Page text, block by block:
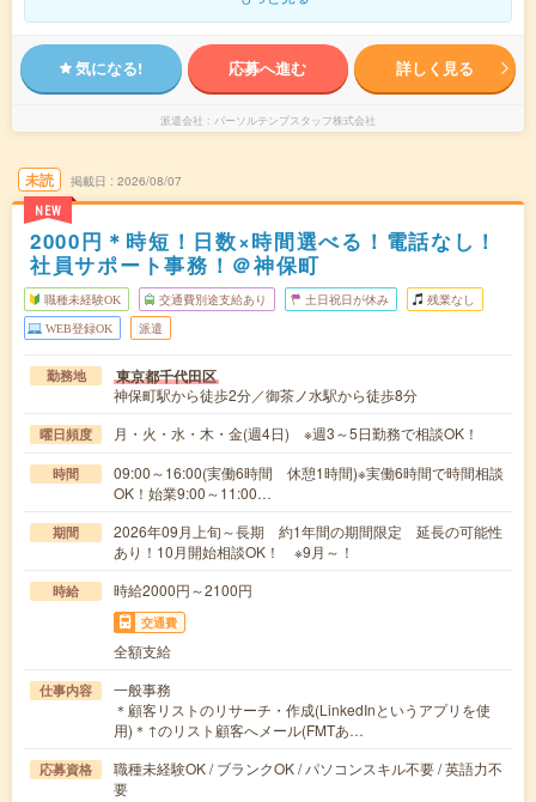
気になる! 応募へ進む 詳しく見る
派遣会社 パーソルテンプスタッフ株式会社
未読
NEW
掲載日 2026/08/07
2000円＊時短！日数×時間選べる！電話なし！
社員サポート事務！＠神保町
職種未経験OK 交通費別途支給あり 土日祝日が休み 残業なし
WEB登録OK 派遣
勤務地 東京都千代田区
神保町駅から徒歩2分／御茶ノ水駅から徒歩8分
曜日頻度 月・火・水・木・金(週4日) ※週3～5日勤務で相談OK！
時間
09:00～16:00(実働6時間 休憩1時間)※実働6時間で時間相談
OK！始業9:00～11:00…
期間
2026年09月上旬～長期 約1年間の期間限定 延長の可能性
あり！10月開始相談OK！ ※9月～！
時給 時給2000円～2100円
交通費
全額支給
仕事内容
一般事務
＊顧客リストのリサーチ・作成(LinkedInというアプリを使
用)＊↑のリスト顧客へメール(FMTあ…
応募資格
職種未経験OK / ブランクOK / パソコンスキル不要 / 英語力不
要